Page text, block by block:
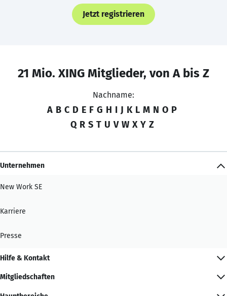
Jetzt registrieren
21 Mio. XING Mitglieder, von A bis Z
Nachname:
A B C D E F G H I J K L M N O P
Q R S T U V W X Y Z
Unternehmen
New Work SE
Karriere
Presse
Hilfe & Kontakt
Mitgliedschaften